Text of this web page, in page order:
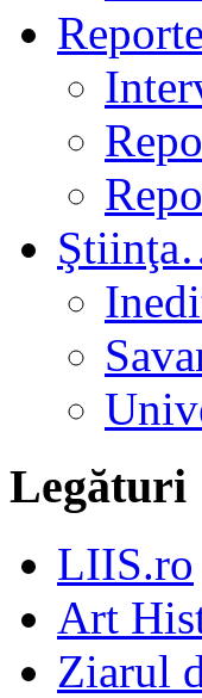
Legături
LIIS.ro
Art
Ziarul